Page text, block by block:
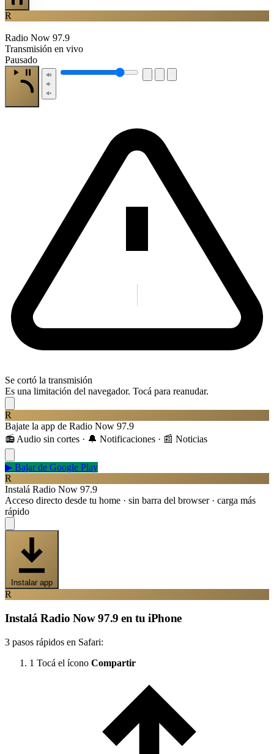
R
Radio Now 97.9
Transmisión en vivo
Pausado
Se cortó la transmisión
Es una limitación del navegador. Tocá para reanudar.
R
Bajate la app de Radio Now 97.9
📻 Audio sin cortes · 🔔 Notificaciones · 📰 Noticias
▶ Bajar de Google Play
R
Instalá Radio Now 97.9
Acceso directo desde tu home · sin barra del browser · carga más
rápido
Instalar app
R
Instalá Radio Now 97.9 en tu iPhone
3 pasos rápidos en Safari:
1 Tocá el ícono Compartir